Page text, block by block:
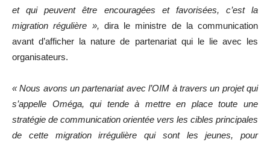
et qui peuvent être encouragées et favorisées, c’est la
migration régulière », dira le ministre de la communication
avant d’afficher la nature de partenariat qui le lie avec les
organisateurs.
« Nous avons un partenariat avec l’OIM à travers un projet qui
s’appelle Oméga, qui tende à mettre en place toute une
stratégie de communication orientée vers les cibles principales
de cette migration irrégulière qui sont les jeunes, pour